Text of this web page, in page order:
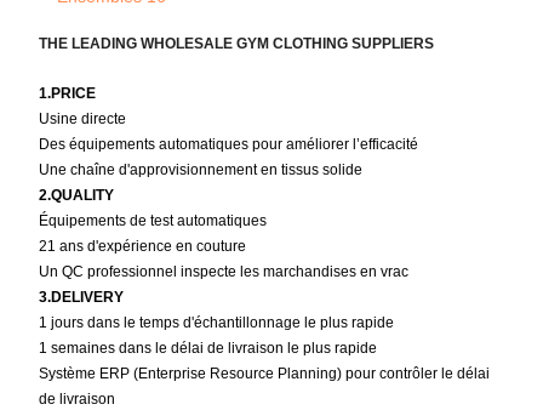
THE LEADING WHOLESALE GYM CLOTHING SUPPLIERS
1.PRICE
Usine directe
Des équipements automatiques pour améliorer l’efficacité
Une chaîne d'approvisionnement en tissus solide
2.QUALITY
Équipements de test automatiques
21 ans d'expérience en couture
Un QC professionnel inspecte les marchandises en vrac
3.DELIVERY
1 jours dans le temps d'échantillonnage le plus rapide
1 semaines dans le délai de livraison le plus rapide
Système ERP (Enterprise Resource Planning) pour contrôler le délai
de livraison